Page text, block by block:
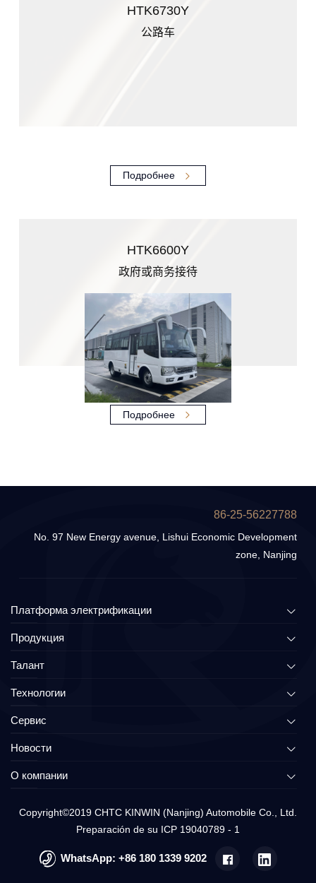
HTK6730Y
公路车
Подробнее
HTK6600Y
政府或商务接待
Подробнее
86-25-56227788
No. 97 New Energy avenue, Lishui Economic Development
zone, Nanjing
Платформа электрификации
Продукция
Талант
Технологии
Сервис
Новости
О компании
Copyright©2019 CHTC KINWIN (Nanjing) Automobile Co., Ltd.
Preparación de su ICP 19040789 - 1
WhatsApp:+86 180 1339 9202